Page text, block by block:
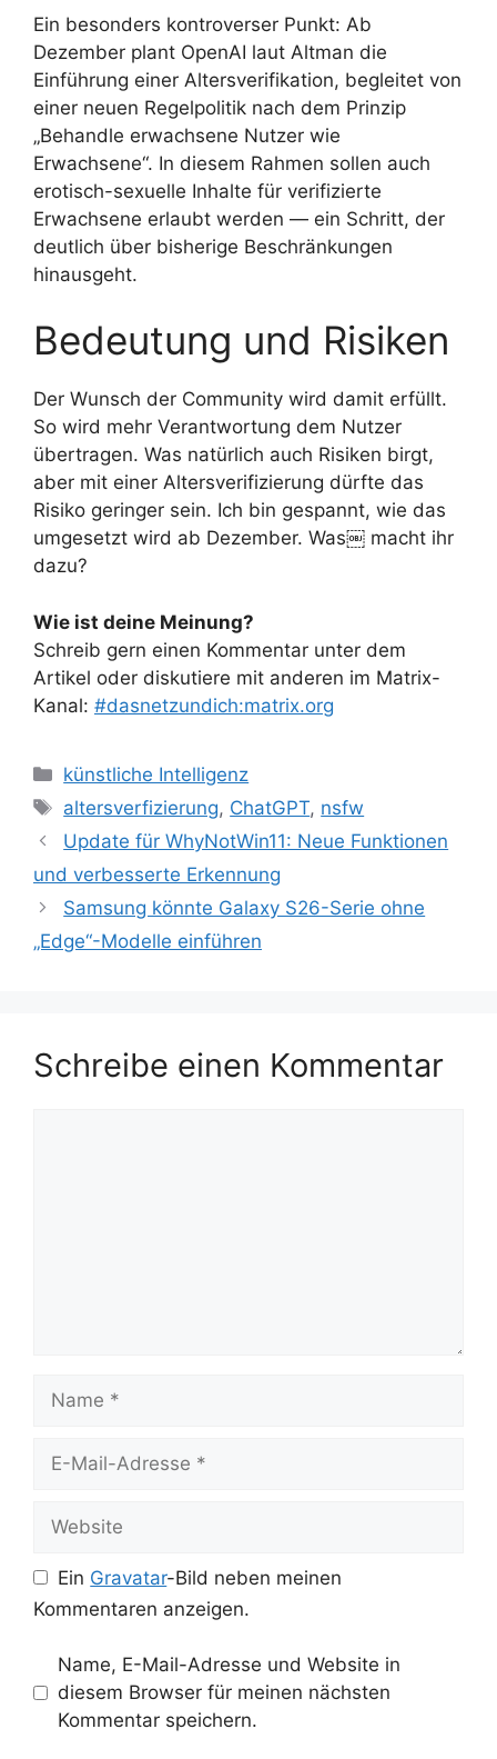
Ein besonders kontroverser Punkt: Ab
Dezember plant OpenAI laut Altman die
Einführung einer Altersverifikation, begleitet von
einer neuen Regelpolitik nach dem Prinzip
„Behandle erwachsene Nutzer wie
Erwachsene“. In diesem Rahmen sollen auch
erotisch-sexuelle Inhalte für verifizierte
Erwachsene erlaubt werden — ein Schritt, der
deutlich über bisherige Beschränkungen
hinausgeht.
Bedeutung und Risiken
Der Wunsch der Community wird damit erfüllt.
So wird mehr Verantwortung dem Nutzer
übertragen. Was natürlich auch Risiken birgt,
aber mit einer Altersverifizierung dürfte das
Risiko geringer sein. Ich bin gespannt, wie das
umgesetzt wird ab Dezember. Was￼ macht ihr
dazu?
Wie ist deine Meinung?
Schreib gern einen Kommentar unter dem
Artikel oder diskutiere mit anderen im Matrix-
Kanal: #dasnetzundich:matrix.org
Kategorien
künstliche Intelligenz
Schlagwörter
altersverfizierung, ChatGPT, nsfw
Update für WhyNotWin11: Neue Funktionen
und verbesserte Erkennung
Samsung könnte Galaxy S26-Serie ohne
„Edge“-Modelle einführen
Schreibe einen Kommentar
Mail-
Ein Gravatar-Bild neben meinen
Kommentaren anzeigen.
Name, E-Mail-Adresse und Website in
diesem Browser für meinen nächsten
Kommentar speichern.